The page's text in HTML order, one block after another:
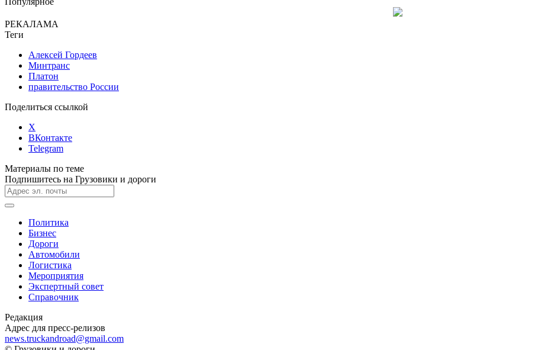
РЕКАЛАМА
Теги
Алексей Гордеев
Минтранс
Платон
правительство России
Поделиться ссылкой
X
ВКонтакте
Telegram
Материалы по теме
Подпишитесь на Грузовики и дороги
Политика
Бизнес
Дороги
Автомобили
Логистика
Мероприятия
Экспертный совет
Справочник
Редакция
Адрес для пресс-релизов
news.truckandroad@gmail.com